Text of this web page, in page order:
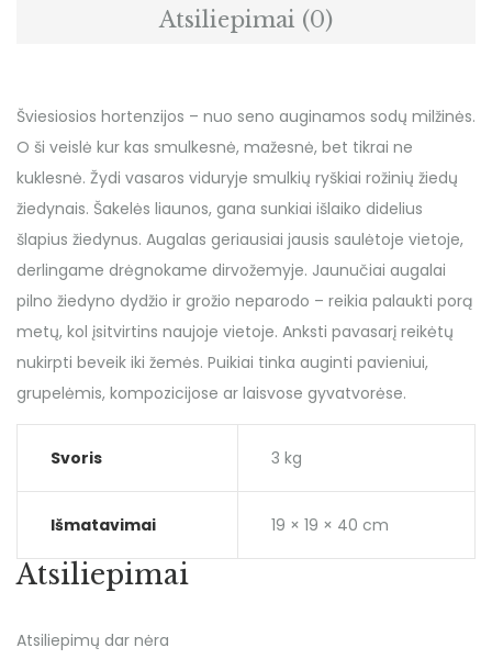
Atsiliepimai (0)
Šviesiosios hortenzijos – nuo seno auginamos sodų milžinės.
O ši veislė kur kas smulkesnė, mažesnė, bet tikrai ne
kuklesnė. Žydi vasaros viduryje smulkių ryškiai rožinių žiedų
žiedynais. Šakelės liaunos, gana sunkiai išlaiko didelius
šlapius žiedynus. Augalas geriausiai jausis saulėtoje vietoje,
derlingame drėgnokame dirvožemyje. Jaunučiai augalai
pilno žiedyno dydžio ir grožio neparodo – reikia palaukti porą
metų, kol įsitvirtins naujoje vietoje. Anksti pavasarį reikėtų
nukirpti beveik iki žemės. Puikiai tinka auginti pavieniui,
grupelėmis, kompozicijose ar laisvose gyvatvorėse.
Svoris 3 kg
Išmatavimai 19 × 19 × 40 cm
Atsiliepimai
Atsiliepimų dar nėra